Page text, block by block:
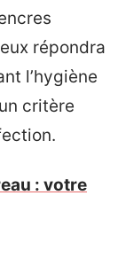
répondra
l’hygiène
critère
: votre